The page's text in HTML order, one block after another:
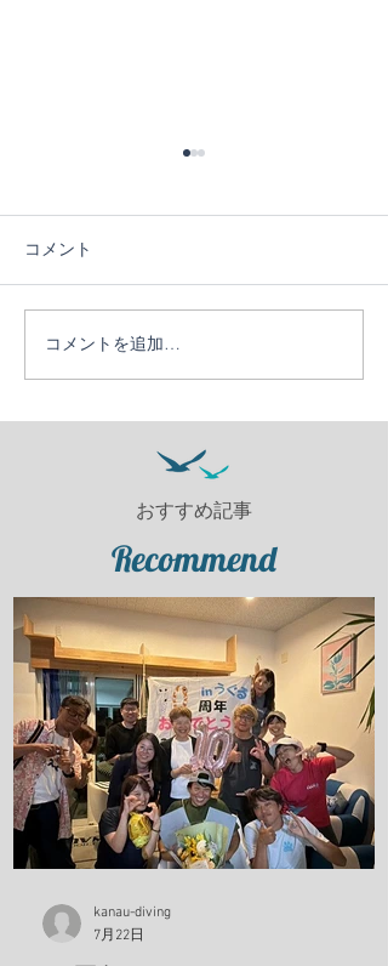
４日目！
コメント
コメントを追加…
おすすめ記事
Recommend
kanau-diving
7月22日